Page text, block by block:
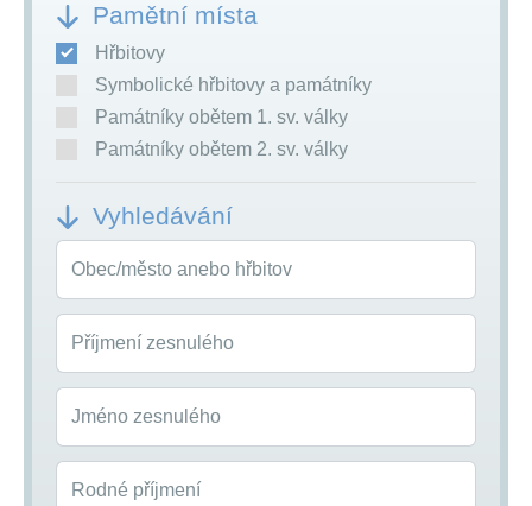
Pamětní místa
Hřbitovy
Symbolické hřbitovy a památníky
Památníky obětem 1. sv. války
Památníky obětem 2. sv. války
Vyhledávání
Obec/město anebo hřbitov
Příjmení zesnulého
Jméno zesnulého
Rodné příjmení